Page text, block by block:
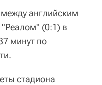
английским
(0:1) в
минут по
стадиона